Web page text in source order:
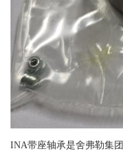
INA带座轴承是舍弗勒集